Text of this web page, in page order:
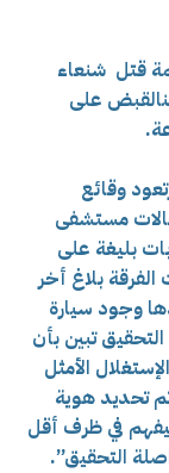
قتل شنعاء
على
وقائع
مستشفى
بليغة على
بلاغ أخر
وجود سيارة
الطريق الوطني 48 بعد التحقيق تبين بأن
الأمثل
تحديد هوية
في ظرف أقل